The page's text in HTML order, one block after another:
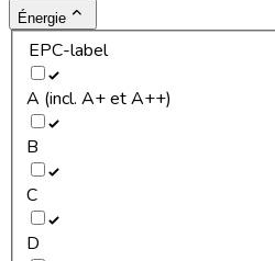
Énergie
EPC-label
A (incl. A+ et A++)
B
C
D